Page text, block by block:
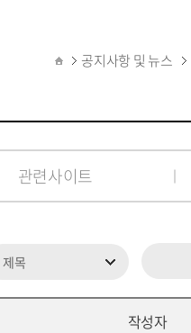
공지사항 및 뉴스
관련사이트
작성자